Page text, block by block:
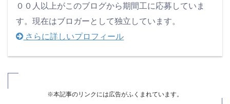
００人以上がこのブログから期間工に応募していま
す。現在はブロガーとして独立しています。
さらに詳しいプロフィール
※本記事のリンクには広告がふくまれています。